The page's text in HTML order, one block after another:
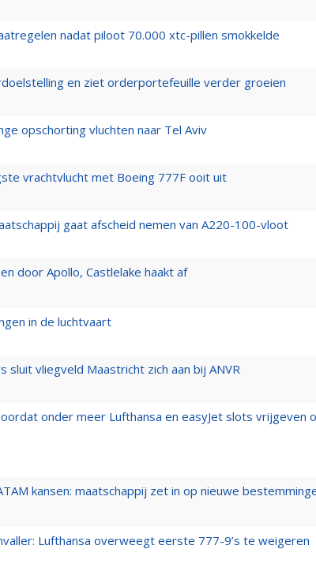
nadat piloot 70.000 xtc-pillen smokkelde
en ziet orderportefeuille verder groeien
opschorting vluchten naar Tel Aviv
vrachtvlucht met Boeing 777F ooit uit
gaat afscheid nemen van A220-100-vloot
door Apollo, Castlelake haakt af
in de luchtvaart
sluit vliegveld Maastricht zich aan bij ANVR
onder meer Lufthansa en easyJet slots vrijgeven
kansen: maatschappij zet in op nieuwe
Lufthansa overweegt eerste 777-9’s te weigeren